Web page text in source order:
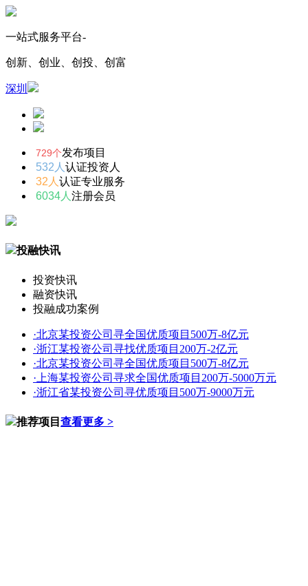
一站式服务平台-
创新、创业、创投、创富
深圳
729个发布项目
532人 认证投资人
32人 认证专业服务
6034人 注册会员
投融快讯
投资快讯
融资快讯
投融成功案例
·北京某投资公司寻全国优质项目500万-8亿元
·浙江某投资公司寻找优质项目200万-2亿元
·北京某投资公司寻全国优质项目500万-8亿元
· 上海某投资公司寻求全国优质项目200万-5000万元
·浙江省某投资公司寻优质项目500万-9000万元
推荐项目 查看更多 >